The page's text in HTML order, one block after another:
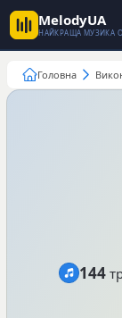
MelodyUA
НАЙКРАЩА МУЗИКА
Головна
144